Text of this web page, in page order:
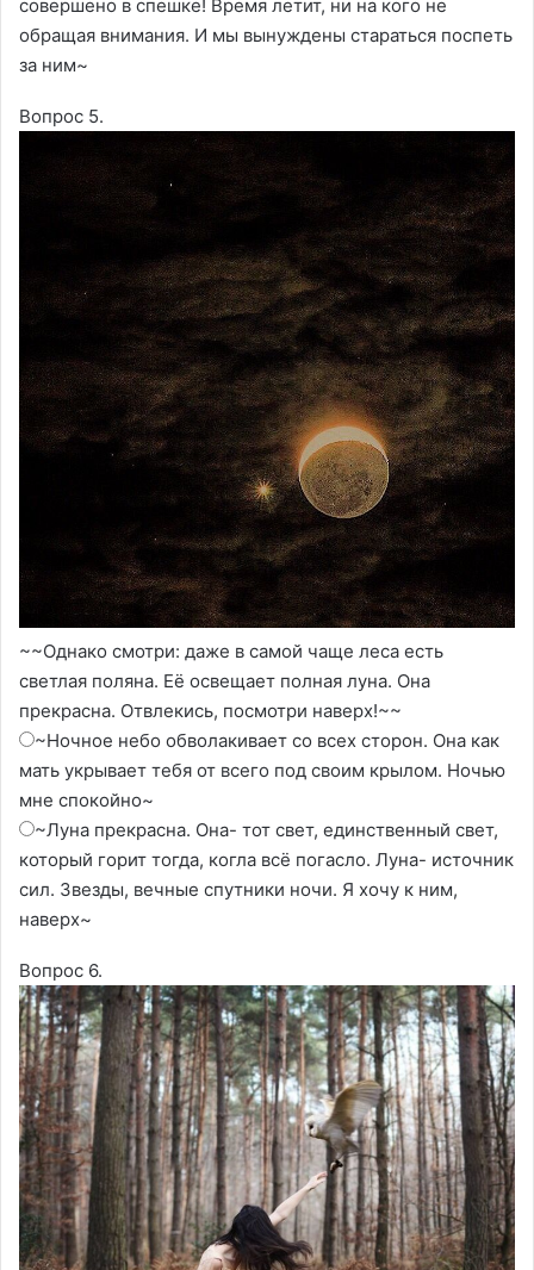
совершено в спешке! Время летит, ни на кого не
обращая внимания. И мы вынуждены стараться поспеть
за ним~
Вопрос 5.
~~Однако смотри: даже в самой чаще леса есть
светлая поляна. Её освещает полная луна. Она
прекрасна. Отвлекись, посмотри наверх!~~
~Ночное небо обволакивает со всех сторон. Она как
мать укрывает тебя от всего под своим крылом. Ночью
мне спокойно~
~Луна прекрасна. Она- тот свет, единственный свет,
который горит тогда, когла всё погасло. Луна- источник
сил. Звезды, вечные спутники ночи. Я хочу к ним,
наверх~
Вопрос 6.